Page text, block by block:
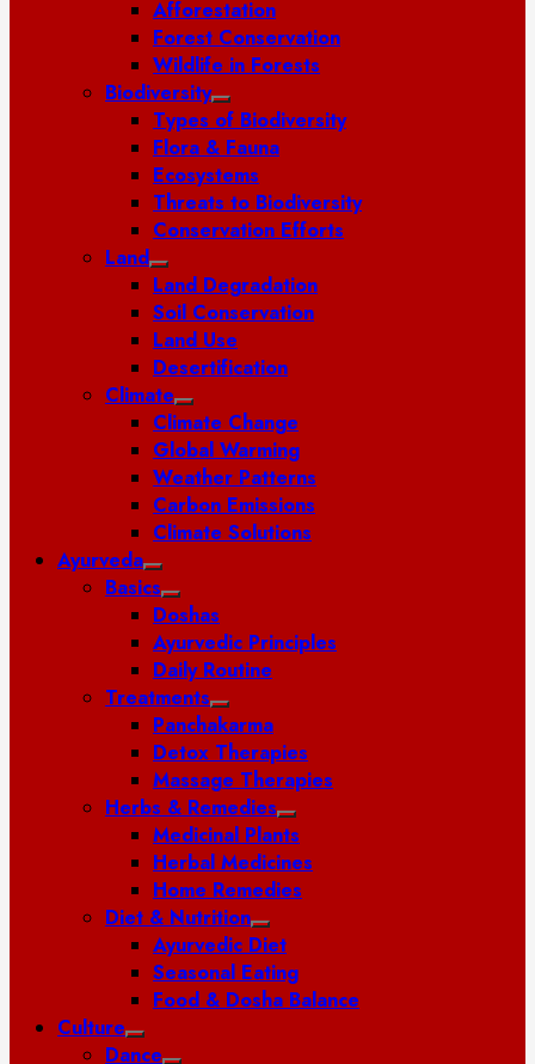
Afforestation
Forest Conservation
Wildlife in Forests
Biodiversity
Types of Biodiversity
Flora & Fauna
Ecosystems
Threats to Biodiversity
Conservation Efforts
Land
Land Degradation
Soil Conservation
Land Use
Desertification
Climate
Climate Change
Global Warming
Weather Patterns
Carbon Emissions
Climate Solutions
Ayurveda
Basics
Doshas
Ayurvedic Principles
Daily Routine
Treatments
Panchakarma
Detox Therapies
Massage Therapies
Herbs & Remedies
Medicinal Plants
Herbal Medicines
Home Remedies
Diet & Nutrition
Ayurvedic Diet
Seasonal Eating
Food & Dosha Balance
Culture
Dance